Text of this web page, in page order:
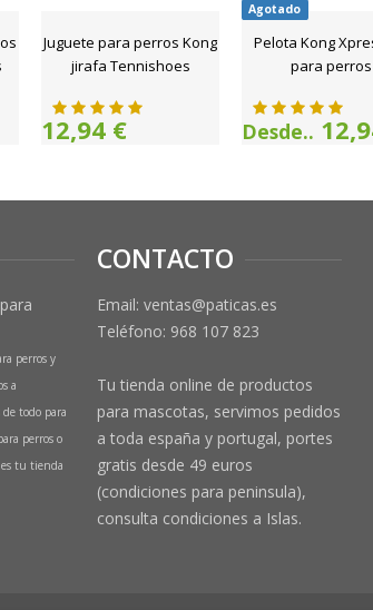
Juguete para perros Kong
jirafa Tennishoes
12,94 €
Agotado
Pelota Kong
para perros
Desde..
perros y
a
todo para
perros o
es tu tienda
CONTACTO
Email: ventas@paticas.es
Teléfono: 968 107 823
Tu tienda online de productos
para mascotas, servimos pedidos
a toda españa y portugal, portes
gratis desde 49 euros
(condiciones para peninsula),
consulta condiciones a Islas.